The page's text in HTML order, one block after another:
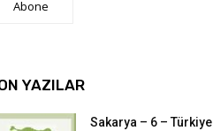
Abone
YAZILAR
Sakarya – 6 – Türkiye